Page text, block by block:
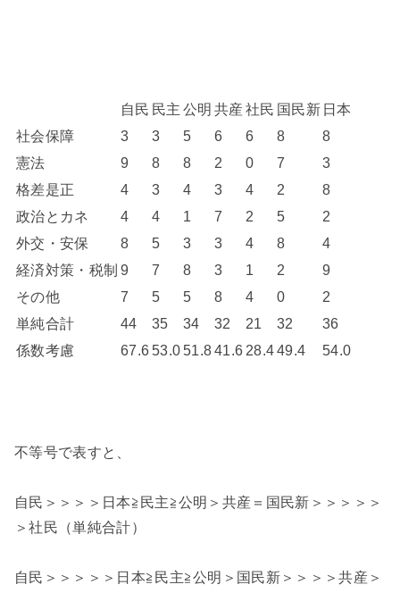
自民 民主 公明 共産 社民 国民新 日本
社会保障
3 3 5 6 6 8
8
憲法
9 8 8 2 0 7
3
格差是正
4 3 4 3 4 2
8
政治とカネ
4 4 1 7 2 5
2
外交・安保
8 5 3 3 4 8
4
経済対策・税制 9 7 8 3 1 2
9
その他
7 5 5 8 4 0
2
単純合計
44 35 34 32 21 32
36
係数考慮
67.6 53.0 51.841.6 28.449.4 54.0
不等号で表すと、
自民＞＞＞＞日本≧民主≧公明＞共産＝国民新＞＞＞＞＞
＞社民（単純合計）
自民＞＞＞＞＞日本≧民主≧公明＞国民新＞＞＞＞共産＞